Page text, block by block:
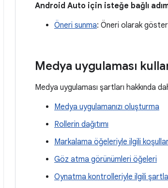
Android Auto için isteğe bağlı
Öneri sunma: Öneri olarak
Medya uygulaması
Medya uygulaması şartları hakkında
Medya uygulamanızı oluşturma
Rollerin dağıtımı
Markalama öğeleriyle ilgili
Göz atma görünümleri öğeleri
Oynatma kontrolleriyle ilgili